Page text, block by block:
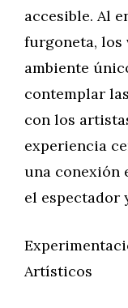
accesible. Al
furgoneta, los
ambiente
contemplar
con los
experiencia
una conexión
el espectador
Artísticos